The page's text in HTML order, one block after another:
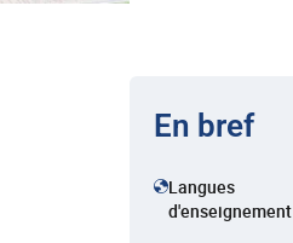
En bref
Langues
d'enseignement